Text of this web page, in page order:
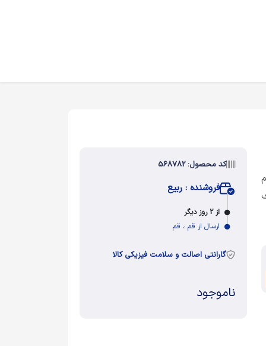
کد محصول: 568782
فروشنده : ربیع
از 2 روز دیگر
ارسال از قم ، قم
گارانتی اصالت و سلامت فیزیکی کالا
ناموجود